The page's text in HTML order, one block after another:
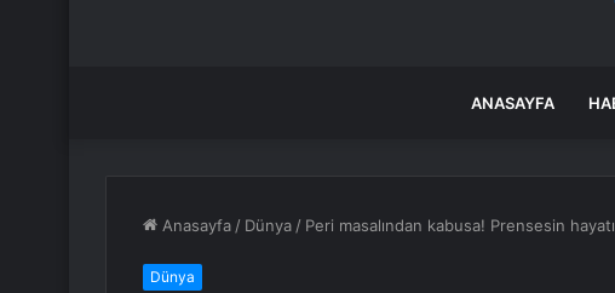
ANASAYFA
Anasayfa / Dünya / Peri masalından kabusa! Prensesin
Dünya